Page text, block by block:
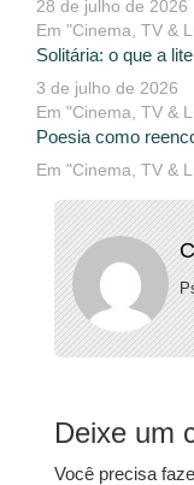
28 de julho de 2026
Em "Cinema, TV &
Solitária: o que a
3 de julho de 2026
Em "Cinema, TV &
Poesia como
Em "Cinema, TV &
Deixe um
Você precisa